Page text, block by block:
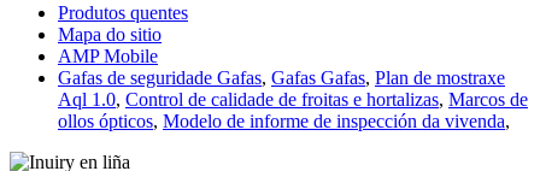
Produtos quentes
Mapa do sitio
AMP Mobile
Gafas de seguridade Gafas, Gafas Gafas, Plan de mostraxe
Aql 1.0, Control de calidade de froitas e hortalizas, Marcos de
ollos ópticos, Modelo de informe de inspección da vivenda,